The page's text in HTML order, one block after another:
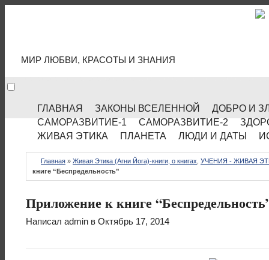
МИР ЛЮБВИ, КРАСОТЫ И ЗНАНИЯ
ГЛАВНАЯ ЗАКОНЫ ВСЕЛЕННОЙ
ДОБРО И
САМОРАЗВИТИЕ-1
САМОРАЗВИТИЕ-2
ЖИВАЯ ЭТИКА
ПЛАНЕТА ЛЮДИ И ДАТЫ
Главная » Живая Этика (Агни Йога)-книги, о книгах УЧЕНИЯ - ЖИВАЯ
книге “Беспредельность”
Приложение к книге
Написал admin в Октябрь 17, 2014